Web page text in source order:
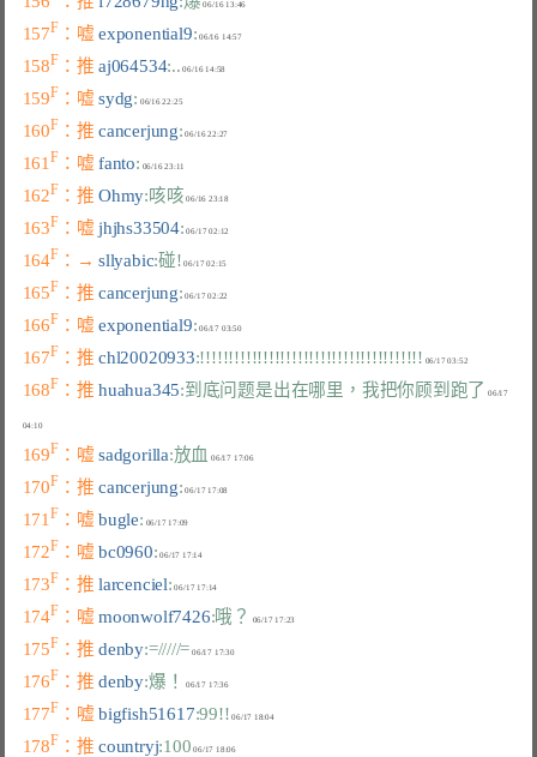
157F ：嘘 exponential9: 06/16 14:57
158F ：推 aj064534:..
159F ：嘘 sydg: 06/16 22:25
160F ：推 cancerjung:
161 F ：嘘 fanto:
162F ：推 Ohmy:咳咳 06/16 23:18
163F ：嘘 jhjhs33504:
164F ：→ sllyabic:碰!
165F ：推 cancerjung:
166F ：嘘 exponential9: 06/17 03:50
167F ：推 chl20020933:!!!!!!!!!!!!!!!!!!!!!!!!!!!!!!!!!!!!!!!
168F ：推 huahua345:到底问题是出在哪里，我把你顾到跑了 06/17
04:10
169F ：嘘 sadgorilla:放血 06/17 17:06
170F ：推 cancerjung:
171 F ：嘘 bugle:
172F ：嘘 bc0960: 06/17 17:14
173F ：推 larcenciel:
174F ：嘘 moonwolf7426:哦？
175F ：推 denby:=/////= 06/17 17:30
176F ：推 denby:爆！ 06/17 17:36
177F ：嘘 bigfish51617:99!! 06/17 18:04
178F ：推 countryj:100 06/17 18:06